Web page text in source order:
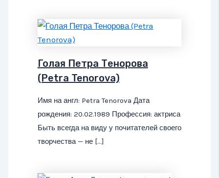
Голая Петра Тенорова
(Petra Tenorova)
Имя на англ: Petra Tenorova Дата
рождения: 20.02.1989 Профессия: актриса
Быть всегда на виду у почитателей своего
творчества — не […]